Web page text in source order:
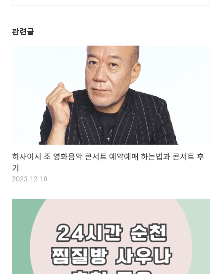
관련글
히사이시 조 영화음악 콘서트 예약예매 하는법과 콘서트 후
기
2023.12.18